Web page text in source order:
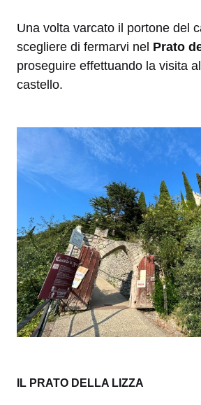
Una volta varcato il portone del
scegliere di fermarvi nel Prato
proseguire effettuando la visita
castello.
IL PRATO DELLA LIZZA